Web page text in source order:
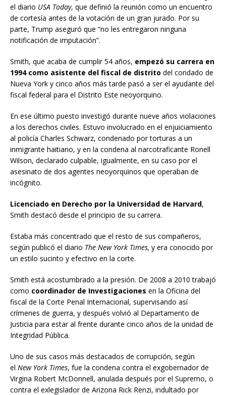
el diario USA Today, que definió la reunión como un encuentro
de cortesía antes de la votación de un gran jurado. Por su
parte, Trump aseguró que “no les entregaron ninguna
notificación de imputación”.
Smith, que acaba de cumplir 54 años, empezó su carrera en
1994 como asistente del fiscal de distrito del condado de
Nueva York y cinco años más tarde pasó a ser el ayudante del
fiscal federal para el Distrito Este neoyorquino.
En ese último puesto investigó durante nueve años violaciones
a los derechos civiles. Estuvo involucrado en el enjuiciamiento
al policía Charles Schwarz, condenado por torturas a un
inmigrante haitiano, y en la condena al narcotraficante Ronell
Wilson, declarado culpable, igualmente, en su caso por el
asesinato de dos agentes neoyorquinos que operaban de
incógnito.
Licenciado en Derecho por la Universidad de Harvard,
Smith destacó desde el principio de su carrera.
Estaba más concentrado que el resto de sus compañeros,
según publicó el diario The New York Times, y era conocido por
un estilo sucinto y efectivo en la corte.
Smith está acostumbrado a la presión. De 2008 a 2010 trabajó
como coordinador de Investigaciones en la Oficina del
fiscal de la Corte Penal Internacional, supervisando así
crímenes de guerra, y después volvió al Departamento de
Justicia para estar al frente durante cinco años de la unidad de
Integridad Pública.
Uno de sus casos más destacados de corrupción, según
el New York Times, fue la condena contra el exgobernador de
Virgina Robert McDonnell, anulada después por el Supremo, o
contra el exlegislador de Arizona Rick Renzi, indultado por